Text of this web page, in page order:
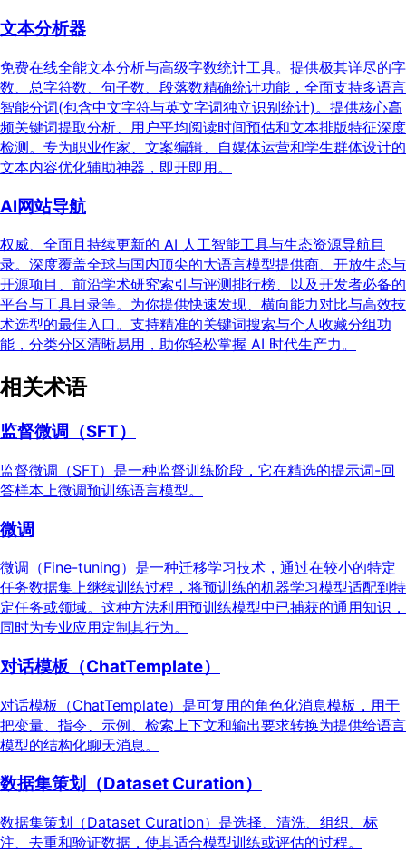
文本分析器
免费在线全能文本分析与高级字数统计工具。提供极其详尽的字
数、总字符数、句子数、段落数精确统计功能，全面支持多语言
智能分词(包含中文字符与英文字词独立识别统计)。提供核心高
频关键词提取分析、用户平均阅读时间预估和文本排版特征深度
检测。专为职业作家、文案编辑、自媒体运营和学生群体设计的
文本内容优化辅助神器，即开即用。
AI网站导航
权威、全面且持续更新的 AI 人工智能工具与生态资源导航目
录。深度覆盖全球与国内顶尖的大语言模型提供商、开放生态与
开源项目、前沿学术研究索引与评测排行榜、以及开发者必备的
平台与工具目录等。为你提供快速发现、横向能力对比与高效技
术选型的最佳入口。支持精准的关键词搜索与个人收藏分组功
能，分类分区清晰易用，助你轻松掌握 AI 时代生产力。
相关术语
监督微调（SFT）
监督微调（SFT）是一种监督训练阶段，它在精选的提示词-回
答样本上微调预训练语言模型。
微调
微调（Fine-tuning）是一种迁移学习技术，通过在较小的特定
任务数据集上继续训练过程，将预训练的机器学习模型适配到特
定任务或领域。这种方法利用预训练模型中已捕获的通用知识，
同时为专业应用定制其行为。
对话模板（ChatTemplate）
对话模板（ChatTemplate）是可复用的角色化消息模板，用于
把变量、指令、示例、检索上下文和输出要求转换为提供给语言
模型的结构化聊天消息。
数据集策划（Dataset Curation）
数据集策划（Dataset Curation）是选择、清洗、组织、标
注、去重和验证数据，使其适合模型训练或评估的过程。